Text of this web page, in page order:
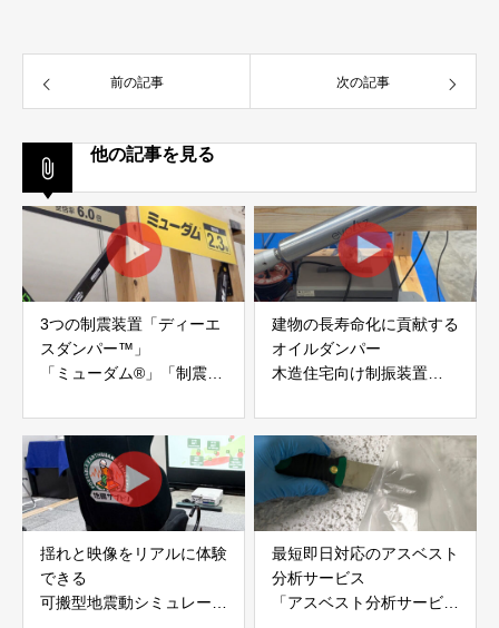
前の記事 次の記事
他の記事を見る
3つの制震装置「ディーエ
スダンパー™」
「ミューダム®」「制震テ
アイディールブレーン株式
会社
建物の長寿命化に貢献する
オイルダンパー
木造住宅向け制振装置
株式会社evoltz
揺れと映像をリアルに体験
できる
可搬型地震動シミュレータ
最短即日対応のアスベスト
分析サービス
「アスベスト分析サービ